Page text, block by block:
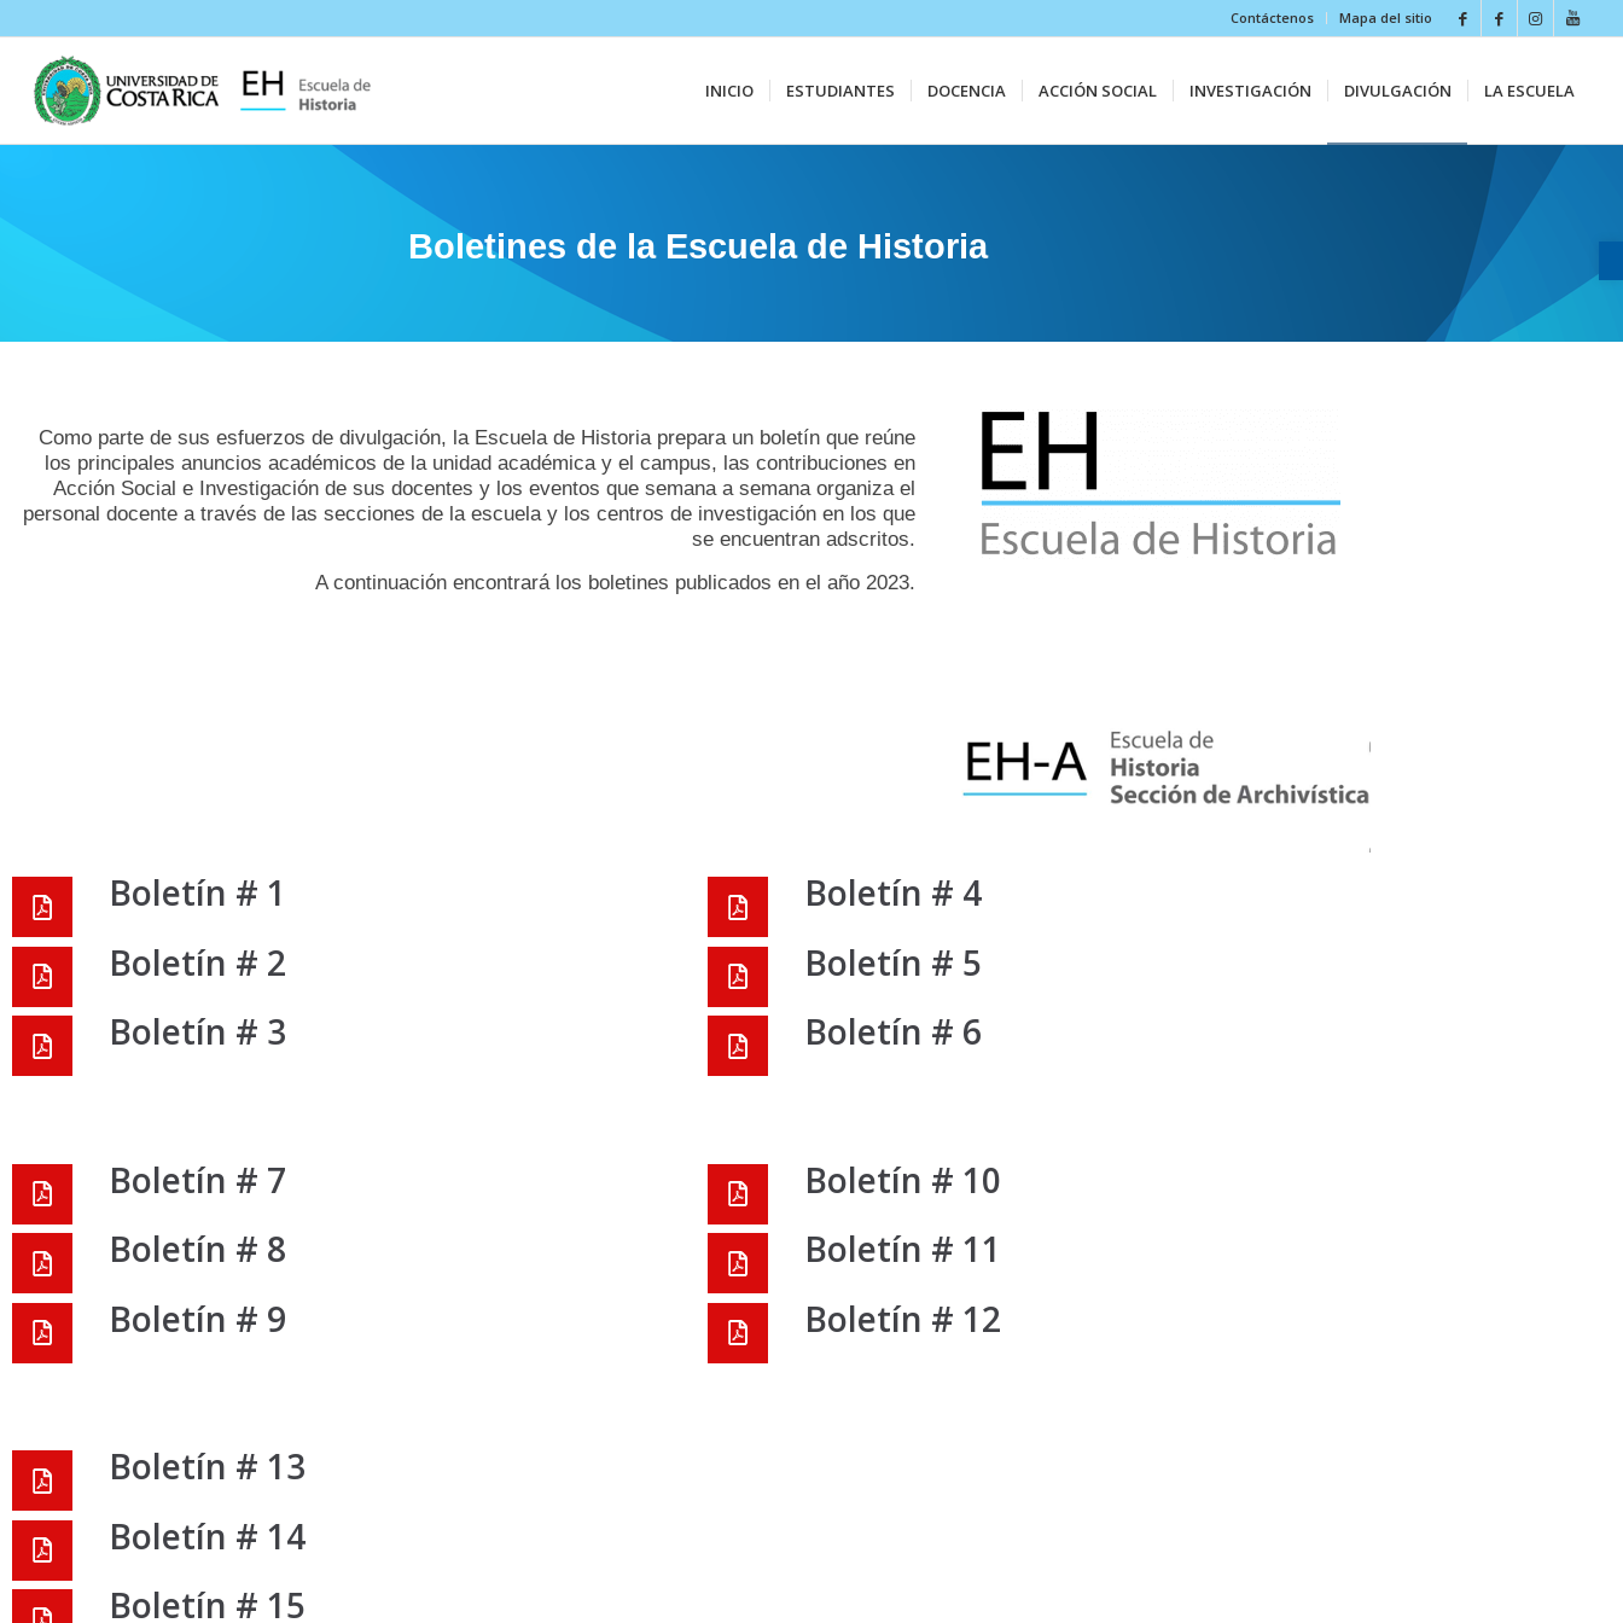
Contáctenos Mapa del sitio
INICIO ESTUDIANTES DOCENCIA ACCIÓN SOCIAL INVESTIGACIÓN DIVULGACIÓN LA ESCUELA
Boletines de la Escuela de Historia
Como parte de sus esfuerzos de divulgación, la Escuela de Historia prepara un boletín que reúne
los principales anuncios académicos de la unidad académica y el campus, las contribuciones en
Acción Social e Investigación de sus docentes y los eventos que semana a semana organiza el
personal docente a través de las secciones de la escuela y los centros de investigación en los que
se encuentran adscritos.
A continuación encontrará los boletines publicados en el año 2023.
Boletín # 1
Boletín # 2
Boletín # 3
Boletín # 4
Boletín # 5
Boletín # 6
Boletín # 7
Boletín # 8
Boletín # 9
Boletín # 10
Boletín # 11
Boletín # 12
Boletín # 13
Boletín # 14
Boletín # 15